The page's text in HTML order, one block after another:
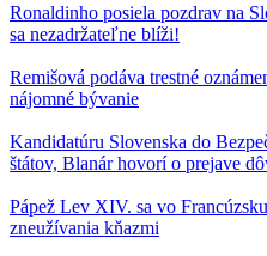
Ronaldinho posiela pozdrav na
sa nezadržateľne blíži!
Remišová podáva trestné
nájomné bývanie
Kandidatúru Slovenska do
štátov, Blanár hovorí o prejave
Pápež Lev XIV. sa vo
zneužívania kňazmi